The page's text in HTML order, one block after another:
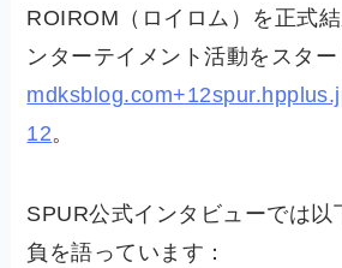
ROIROM（ロイロム）を正式
ンターテイメント活動をスタ
12。
SPUR公式インタビューでは以
負を語っています：